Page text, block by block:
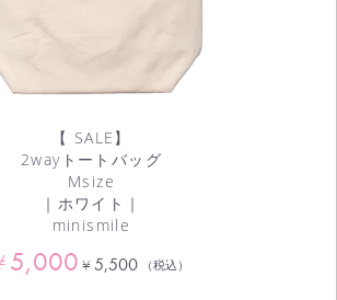
【 SALE】
2wayトートバッグ
Msize
｜ホワイト｜
minismile
5,000 ¥ 5,500 （税込）